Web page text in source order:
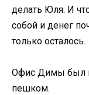
делать Юля. И
собой и денег
только осталось.
Офис Димы был
пешком.